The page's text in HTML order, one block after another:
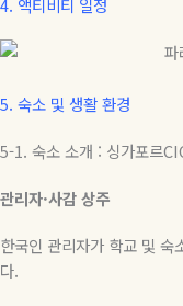
4. 액티비티 일정
5. 숙소 및 생활 환경
5-1. 숙소소개 : 싱가포르
관리자·사감 상주
한국인 관리자가 학교 및 숙
다.